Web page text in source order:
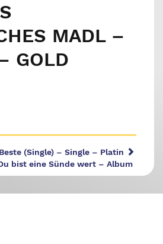
MADL –
GOLD
(Single) – Single – Platin
bist eine Sünde wert – Album